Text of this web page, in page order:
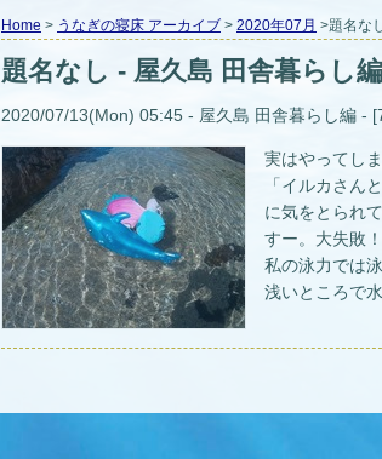
Home > うなぎの寝床 アーカイブ > 2020年07月 >題名な
題名なし - 屋久島 田舎暮らし編
2020/07/13(Mon) 05:45 - 屋久島 田舎暮らし編 -
実はやってし
「イルカさん
に気をとられて
すー。大失敗！
私の泳力では
浅いところで